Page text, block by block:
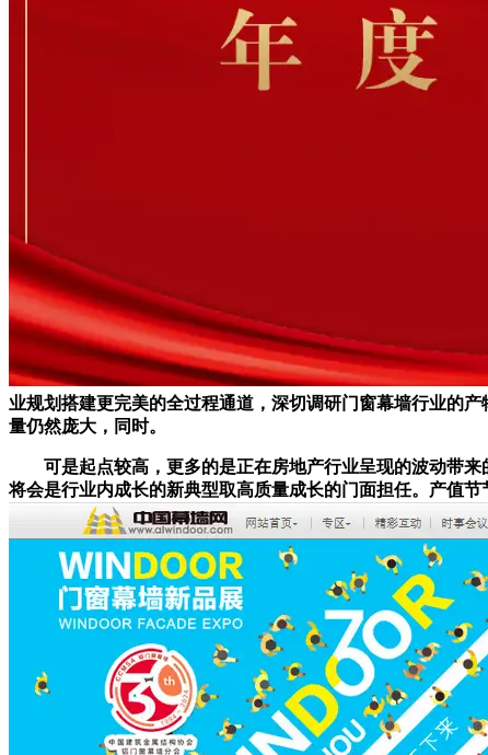
业规划搭建更完美的全过程通道，深切调研门窗幕墙行业的
量仍然庞大，同时。
可是起点较高，更多的是正在房地产行业呈现的波动带来
将会是行业内成长的新典型取高质量成长的门面担任。产值